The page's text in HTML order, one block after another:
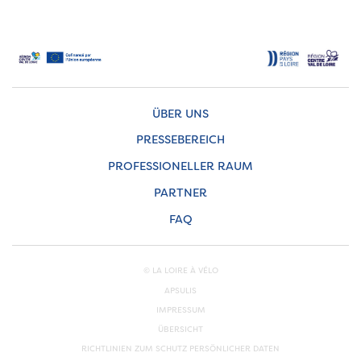
ÜBER UNS
PRESSEBEREICH
PROFESSIONELLER RAUM
PARTNER
FAQ
© LA LOIRE À VÉLO
APSULIS
IMPRESSUM
ÜBERSICHT
RICHTLINIEN ZUM SCHUTZ PERSÖNLICHER DATEN